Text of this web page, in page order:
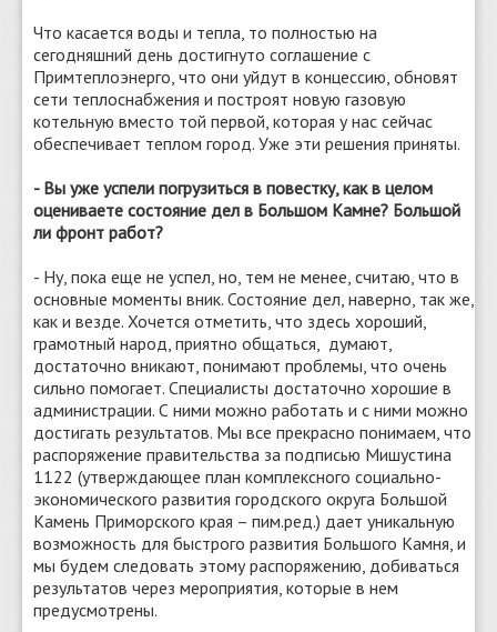
Что касается воды и тепла, то полностью на
сегодняшний день достигнуто соглашение с
Примтеплоэнерго, что они уйдут в концессию, обновят
сети теплоснабжения и построят новую газовую
котельную вместо той первой, которая у нас сейчас
обеспечивает теплом город. Уже эти решения приняты.
- Вы уже успели погрузиться в повестку, как в целом
оцениваете состояние дел в Большом Камне? Большой
ли фронт работ?
- Ну, пока еще не успел, но, тем не менее, считаю, что в
основные моменты вник. Состояние дел, наверно, так же,
как и везде. Хочется отметить, что здесь хороший,
грамотный народ, приятно общаться, думают,
достаточно вникают, понимают проблемы, что очень
сильно помогает. Специалисты достаточно хорошие в
администрации. С ними можно работать и с ними можно
достигать результатов. Мы все прекрасно понимаем, что
распоряжение правительства за подписью Мишустина
1122 (утверждающее план комплексного социально-
экономического развития городского округа Большой
Камень Приморского края – пим.ред.) дает уникальную
возможность для быстрого развития Большого Камня, и
мы будем следовать этому распоряжению, добиваться
результатов через мероприятия, которые в нем
предусмотрены.